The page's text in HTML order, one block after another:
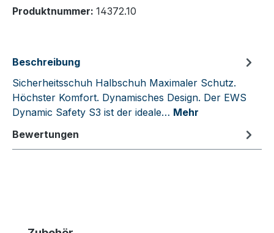
Produktnummer: 14372.10
Beschreibung
Sicherheitsschuh Halbschuh Maximaler Schutz.
Höchster Komfort. Dynamisches Design. Der EWS
Dynamic Safety S3 ist der ideale… Mehr
Bewertungen